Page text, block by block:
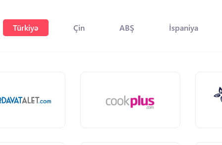
Türkiyə Çin ABŞ İspaniya